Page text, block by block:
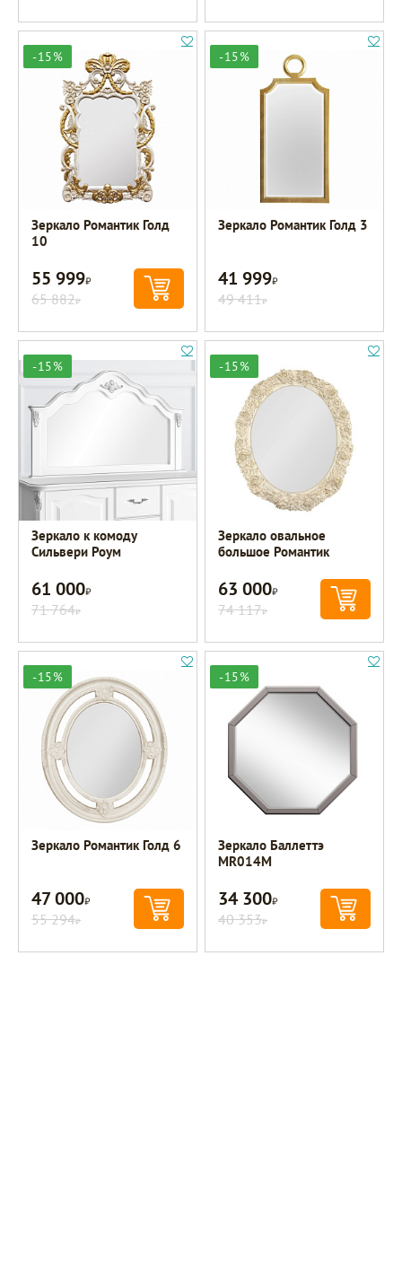
-15%
Зеркало Романтик Голд
10
55 999Р
65 882Р
-15%
Зеркало Романтик Голд 3
41 999Р
49 411Р
-15%
Зеркало к комоду
Сильвери Роум
61 000Р
71 764Р
-15%
Зеркало овальное
большое Романтик
63 000Р
74 117Р
-15%
Зеркало Романтик Голд 6
47 000Р
55 294Р
-15%
Зеркало Баллеттэ
MR014M
34 300Р
40 353Р